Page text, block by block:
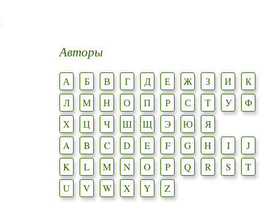
Авторы
А Б В Г Д Е Ж З И
К
Л
М Н О П Р С Т У
Ф
Х
Ц Ч Ш Щ Э Ю
Я
A
B C D E F G H I
J
K
L M N O P Q R S
T
U
V W X Y Z